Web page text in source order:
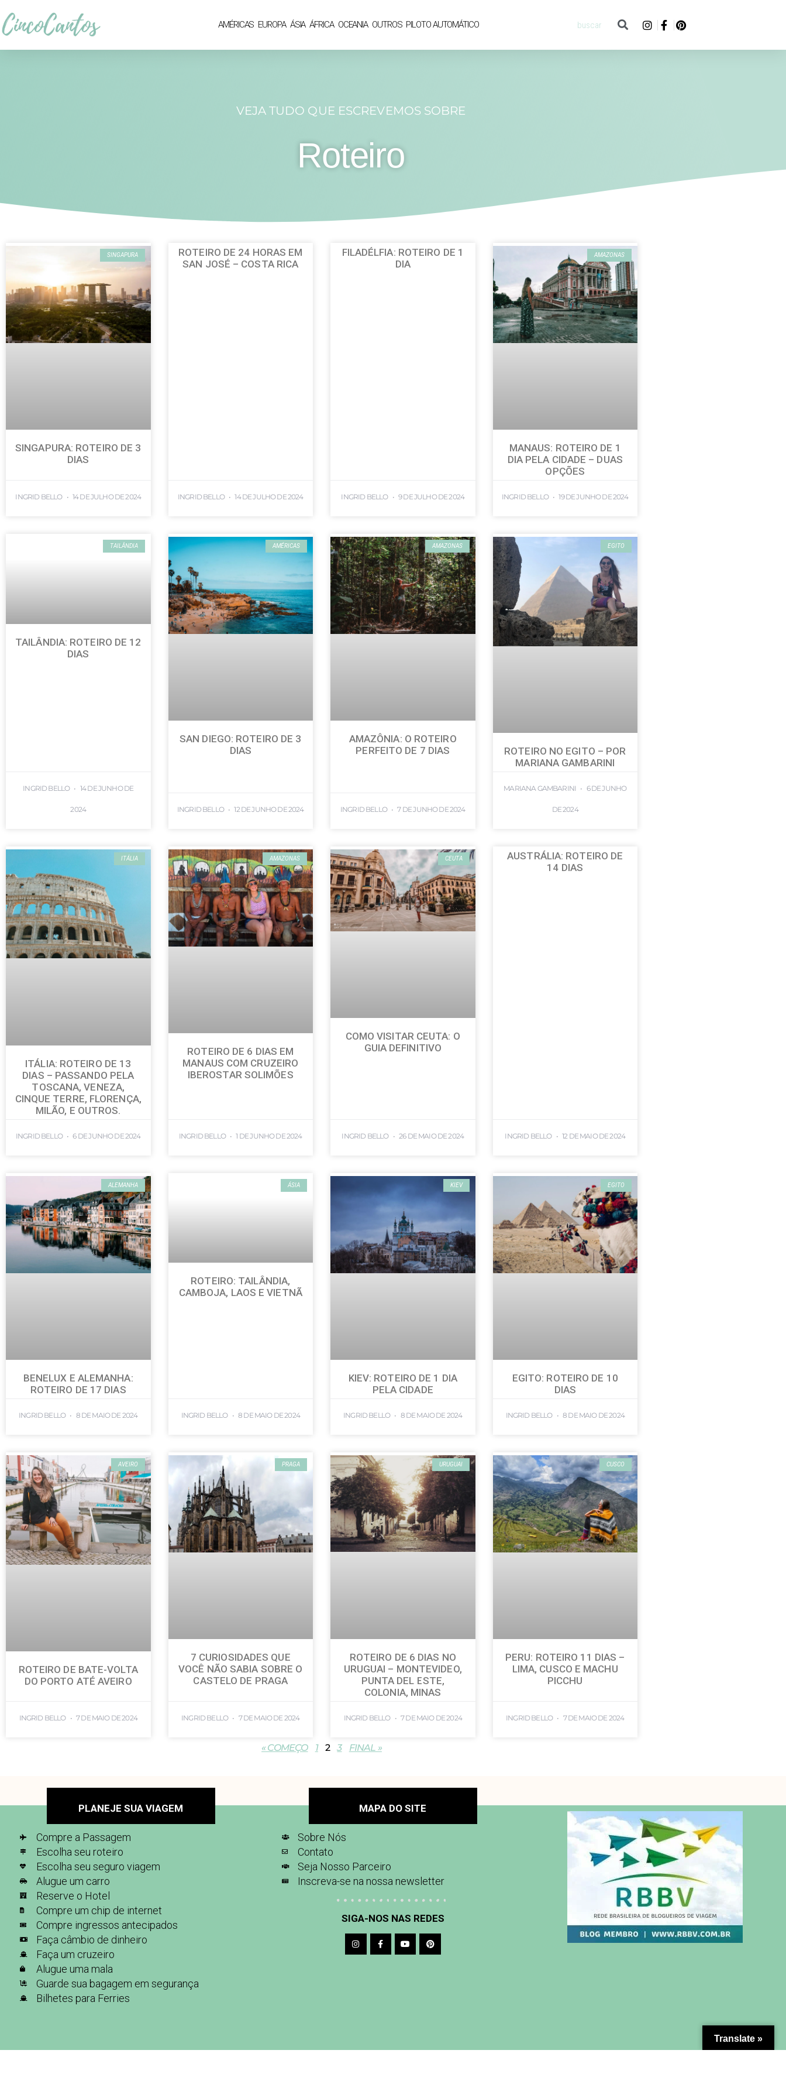
AMÉRICAS EUROPA ÁSIA ÁFRICA OCEANIA OUTROS PILOTO AUTOMÁTICO
VEJA TUDO QUE ESCREVEMOS SOBRE
Roteiro
SINGAPURA
SINGAPURA: ROTEIRO DE 3
DIAS
INGRID BELLO 14 DE JULHO DE 2024
ROTEIRO DE 24 HORAS EM
SAN JOSÉ – COSTA RICA
INGRID BELLO 14 DE JULHO DE 2024
FILADÉLFIA: ROTEIRO DE 1
DIA
INGRID BELLO 9 DE JULHO DE 2024
AMAZONAS
MANAUS: ROTEIRO DE 1
DIA PELA CIDADE – DUAS
OPÇÕES
INGRID BELLO 19 DE JUNHO DE 2024
TAILÂNDIA
TAILÂNDIA: ROTEIRO DE 12
DIAS
INGRID BELLO 14 DE JUNHO DE
2024
AMÉRICAS
SAN DIEGO: ROTEIRO DE 3
DIAS
INGRID BELLO 12 DE JUNHO DE 2024
AMAZONAS
AMAZÔNIA: O ROTEIRO
PERFEITO DE 7 DIAS
INGRID BELLO 7 DE JUNHO DE 2024
EGITO
ROTEIRO NO EGITO – POR
MARIANA GAMBARINI
MARIANA GAMBARINI 6 DE JUNHO
DE 2024
ITÁLIA
ITÁLIA: ROTEIRO DE 13
DIAS – PASSANDO PELA
TOSCANA, VENEZA,
CINQUE TERRE, FLORENÇA,
MILÃO, E OUTROS.
INGRID BELLO 6 DE JUNHO DE 2024
AMAZONAS
ROTEIRO DE 6 DIAS EM
MANAUS COM CRUZEIRO
IBEROSTAR SOLIMÕES
INGRID BELLO 1 DE JUNHO DE 2024
CEUTA
COMO VISITAR CEUTA: O
GUIA DEFINITIVO
INGRID BELLO 26 DE MAIO DE 2024
AUSTRÁLIA: ROTEIRO DE
14 DIAS
INGRID BELLO 12 DE MAIO DE 2024
ALEMANHA
BENELUX E ALEMANHA:
ROTEIRO DE 17 DIAS
INGRID BELLO 8 DE MAIO DE 2024
ÁSIA
ROTEIRO: TAILÂNDIA,
CAMBOJA, LAOS E VIETNÃ
INGRID BELLO 8 DE MAIO DE 2024
KIEV
KIEV: ROTEIRO DE 1 DIA
PELA CIDADE
INGRID BELLO 8 DE MAIO DE 2024
EGITO
EGITO: ROTEIRO DE 10
DIAS
INGRID BELLO 8 DE MAIO DE 2024
AVEIRO
ROTEIRO DE BATE-VOLTA
DO PORTO ATÉ AVEIRO
INGRID BELLO 7 DE MAIO DE 2024
PRAGA
7 CURIOSIDADES QUE
VOCÊ NÃO SABIA SOBRE O
CASTELO DE PRAGA
INGRID BELLO 7 DE MAIO DE 2024
URUGUAI
ROTEIRO DE 6 DIAS NO
URUGUAI – MONTEVIDEO,
PUNTA DEL ESTE,
COLONIA, MINAS
INGRID BELLO 7 DE MAIO DE 2024
CUSCO
PERU: ROTEIRO 11 DIAS –
LIMA, CUSCO E MACHU
PICCHU
INGRID BELLO 7 DE MAIO DE 2024
« COMEÇO 1 2 3 FINAL »
PLANEJE SUA VIAGEM
Compre a Passagem
Escolha seu roteiro
Escolha seu seguro viagem
Alugue um carro
Reserve o Hotel
Compre um chip de internet
Compre ingressos antecipados
Faça câmbio de dinheiro
Faça um cruzeiro
Alugue uma mala
Guarde sua bagagem em segurança
Bilhetes para Ferries
MAPA DO SITE
Sobre Nós
Contato
Seja Nosso Parceiro
Inscreva-se na nossa newsletter
SIGA-NOS NAS REDES
Translate »